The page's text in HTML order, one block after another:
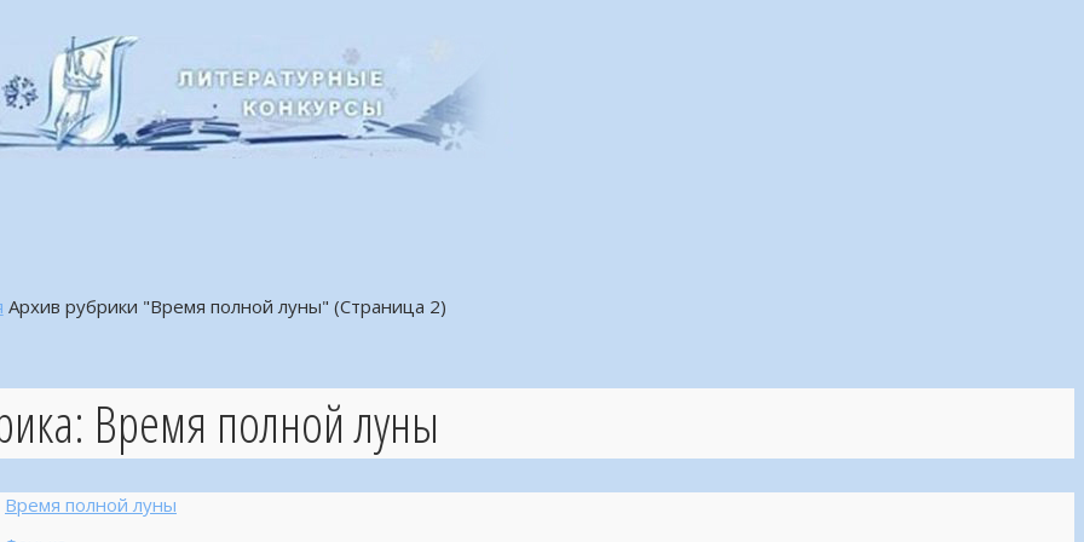
Архив рубрики "Время полной луны" (Страница 2)
Время полной луны
Время полной луны